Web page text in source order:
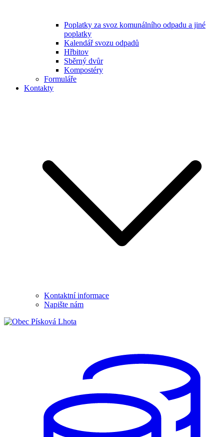
Poplatky za svoz komunálního odpadu a jiné
poplatky
Kalendář svozu odpadů
Hřbitov
Sběrný dvůr
Kompostéry
Formuláře
Kontakty
Kontaktní informace
Napište nám